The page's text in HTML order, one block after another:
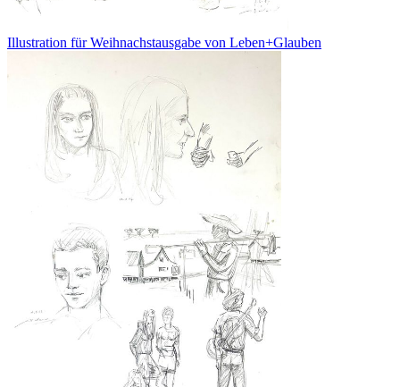
Illustration für Weihnachstausgabe von Leben+Glauben